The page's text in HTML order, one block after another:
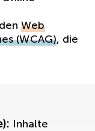
Web
(WCAG), die
Inhalte